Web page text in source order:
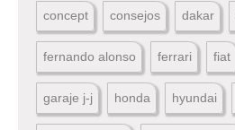
concept consejos dakar
fernando alonso ferrari fiat
garaje j-j honda hyundai